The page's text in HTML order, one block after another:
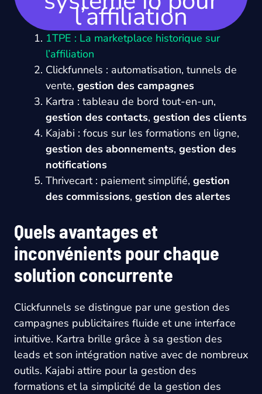
l’affiliation
1TPE : La marketplace historique sur
l’affiliation
Clickfunnels : automatisation, tunnels de
vente, gestion des campagnes
Kartra : tableau de bord tout-en-un,
gestion des contacts, gestion des clients
Kajabi : focus sur les formations en ligne,
gestion des abonnements, gestion des
notifications
Thrivecart : paiement simplifié, gestion
des commissions, gestion des alertes
Quels avantages et
inconvénients pour chaque
solution concurrente
Clickfunnels se distingue par une gestion des
campagnes publicitaires fluide et une interface
intuitive. Kartra brille grâce à sa gestion des
leads et son intégration native avec de nombreux
outils. Kajabi attire pour la gestion des
formations et la simplicité de la gestion des